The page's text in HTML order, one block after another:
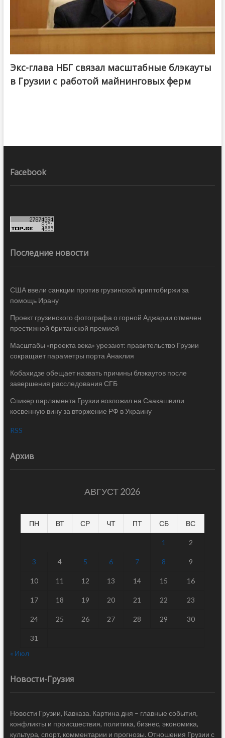
Экс-глава НБГ связал масштабные блэкауты
в Грузии с работой майнинговых ферм
Facebook
Последние новости
США ввели санкции против грузинской криптобиржи за
помощь Ирану
Проект грузинского фотографа о горной Аджарии отмечен
престижной британской премией
Масштабы «проекта века» урезают: правительство Грузии
сокращает параметры порта Анаклия
Кобахидзе обещает назвать причины блэкаутов после
завершения расследования СГБ
Спикер парламента Грузии возложил на Саакашвили
косвенную вину за вторжение РФ в Украину
RSS
Архив
АВГУСТ 2026
ПН ВТ СР ЧТ ПТ СБ ВС
1 2
3 4 5 6 7 8 9
10 11 12 13 14 15 16
17 18 19 20 21 22 23
24 25 26 27 28 29 30
31
« Июл
Новости-Грузия
Новости Грузии, Кавказа. Картина дня – главные события,
конфликты и происшествия, политика, бизнес, экономика,
культура, спорт, комментарии и прогнозы. Отношения Грузии с